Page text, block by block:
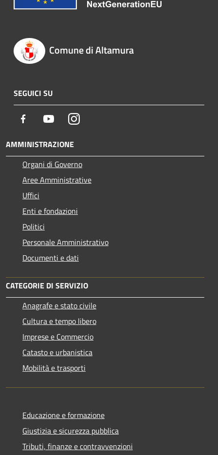
Comune di Altamura
SEGUICI SU
Facebook YoutubeInstagram
AMMINISTRAZIONE
Organi di Governo
Aree Amministrative
Uffici
Enti e fondazioni
Politici
Personale Amministrativo
Documenti e dati
CATEGORIE DI SERVIZIO
Anagrafe e stato civile
Cultura e tempo libero
Imprese e Commercio
Catasto e urbanistica
Mobilità e trasporti
Educazione e formazione
Giustizia e sicurezza pubblica
Tributi, finanze e contravvenzioni